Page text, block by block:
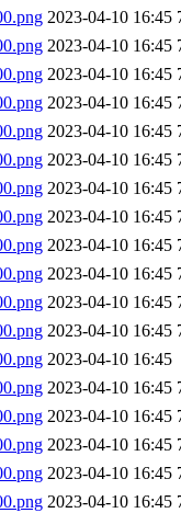
2023-04-10 16:45
2023-04-10 16:45
2023-04-10 16:45
2023-04-10 16:45
2023-04-10 16:45
2023-04-10 16:45
2023-04-10 16:45
2023-04-10 16:45
2023-04-10 16:45
2023-04-10 16:45
2023-04-10 16:45
2023-04-10 16:45
2023-04-10 16:45
2023-04-10 16:45
2023-04-10 16:45
2023-04-10 16:45
2023-04-10 16:45
2023-04-10 16:45